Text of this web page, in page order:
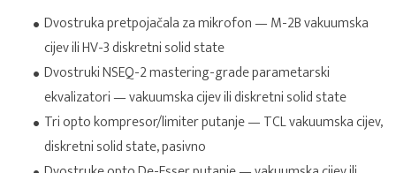
Dvostruka pretpojačala za mikrofon — M-2B vakuumska
cijev ili HV-3 diskretni solid state
Dvostruki NSEQ-2 mastering-grade parametarski
ekvalizatori — vakuumska cijev ili diskretni solid state
Tri opto kompresor/limiter putanje — TCL vakuumska cijev,
diskretni solid state, pasivno